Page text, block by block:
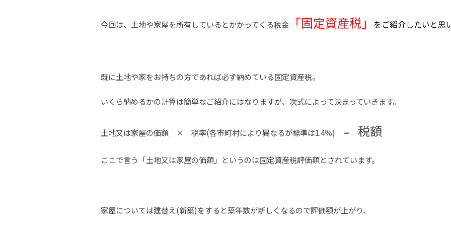
今回は、土地や家屋を所有しているとかかってくる税金 「固定資産税」 をご紹介したいと思
既に土地や家をお持ちの方であれば必ず納めている固定資産税。
いくら納めるかの計算は簡単なご紹介にはなりますが、次式によって決まっていきます。
土地又は家屋の価額 × 税率(各市町村により異なるが標準は1.4％) ＝ 税額
ここで言う「土地又は家屋の価額」というのは固定資産税評価額とされています。
家屋については建替え(新築)をすると築年数が新しくなるので評価額が上がり、